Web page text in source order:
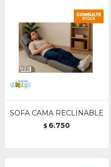
SOFA CAMA RECLINABLE
$ 6.750